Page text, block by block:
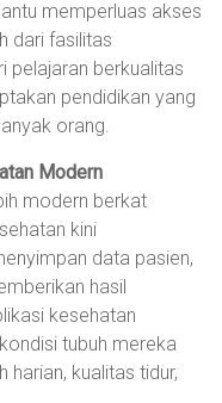
memperluas akses
dari fasilitas
pelajaran berkualitas
pendidikan yang
orang.
Modern
modern berkat
kini
data pasien,
hasil
kesehatan
tubuh mereka
harian, kualitas tidur,